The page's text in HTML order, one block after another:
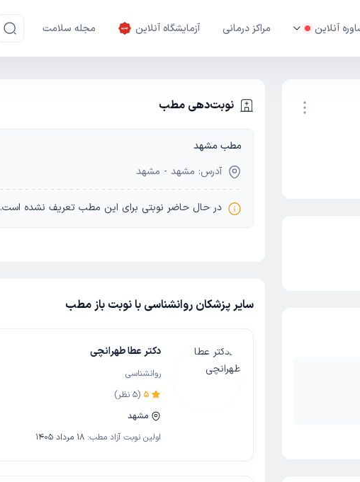
آنلاین مراکز درمانی آزمایشگاه آنلاین مجله سلامت
نوبت‌دهی مطب
مطب مشهد
آدرس: مشهد - مشهد
در حال حاضر نوبتی برای این مطب تعریف نشده است.
سایر پزشکان روانشناسی با نوبت باز مطب
دکتر عطا طهرانچی
روانشناسی
5
(
5 نظر)
مشهد
اولین نوبت آزاد مطب: 18 مرداد 1405